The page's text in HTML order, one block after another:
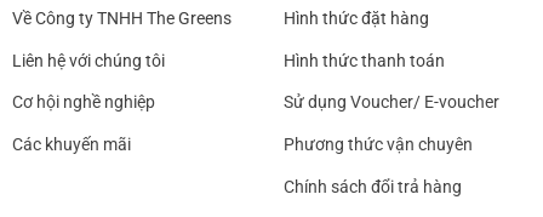
Về Công ty TNHH The Greens
Liên hệ với chúng tôi
Cơ hội nghề nghiệp
Các khuyến mãi
Hình thức đặt hàng
Hình thức thanh toán
Sử dụng Voucher/ E-voucher
Phương thức vận chuyên
Chính sách đổi trả hàng